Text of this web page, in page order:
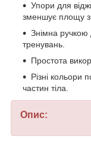
Упори для
зменшує площу
Знімна ручкою
тренувань.
Простота
Різні кольори
частин тіла.
Опис: